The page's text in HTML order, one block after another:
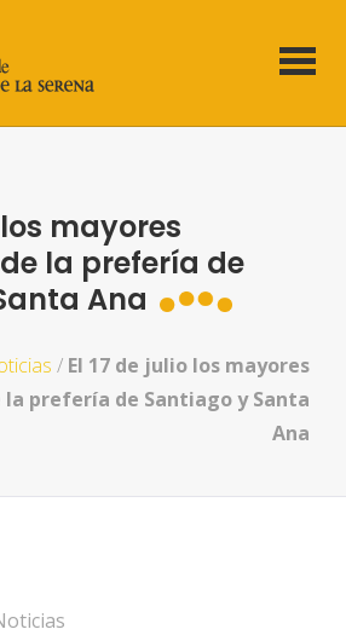
los mayores
la prefería de
Ana
/ El 17 de julio los mayores
prefería de Santiago y Santa
Ana